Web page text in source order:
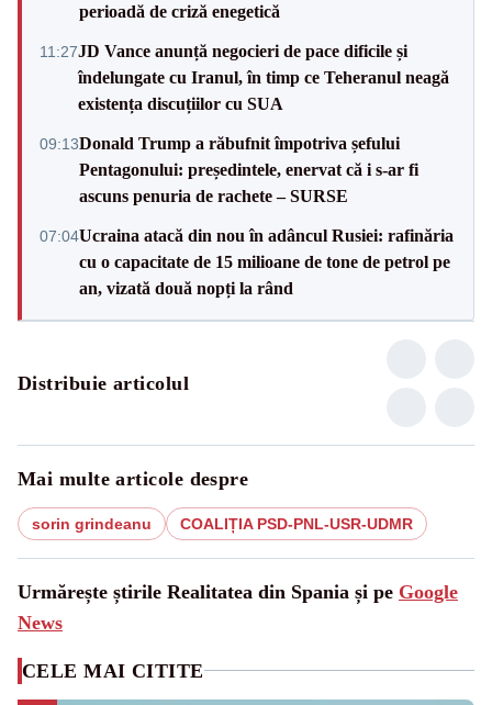
perioadă de criză enegetică
11:27JD Vance anunță negocieri de pace dificile și
îndelungate cu Iranul, în timp ce Teheranul neagă
existența discuțiilor cu SUA
09:13Donald Trump a răbufnit împotriva șefului
Pentagonului: președintele, enervat că i s-ar fi
ascuns penuria de rachete – SURSE
07:04Ucraina atacă din nou în adâncul Rusiei: rafinăria
cu o capacitate de 15 milioane de tone de petrol pe
an, vizată două nopți la rând
Distribuie articolul
Mai multe articole despre
sorin grindeanu COALIȚIA PSD-PNL-USR-UDMR
Urmărește știrile Realitatea din Spania și pe Google
News
CELE MAI CITITE